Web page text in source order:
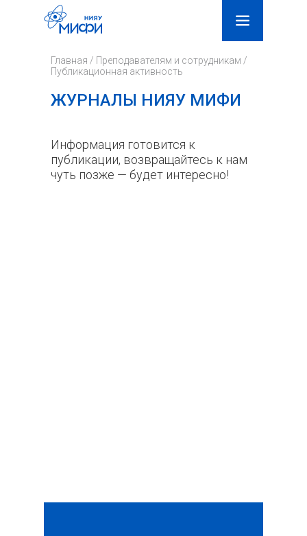
Главная / Преподавателям и сотрудникам /
Публикационная активность
ЖУРНАЛЫ НИЯУ МИФИ
Информация готовится к
публикации, возвращайтесь к нам
чуть позже — будет интересно!